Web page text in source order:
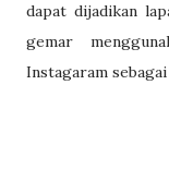
dapat dijadikan
gemar
Instagaram